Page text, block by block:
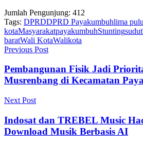
Jumlah Pengunjung: 412
Tags: DPRDDPRD Payakumbuhlima
kotaMasyarakatpayakumbuhStunting
baratWali KotaWalikota
Previous Post
Pembangunan Fisik Jadi
Musrenbang di Kecamatan
Next Post
Indosat dan TREBEL Music
Download Musik Berbasis AI